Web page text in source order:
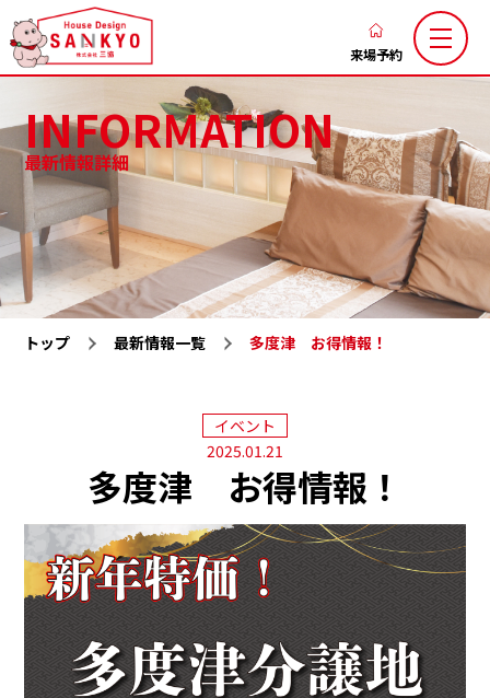
香
の
新
築
注
住
宅
な
ハ
ザ
イ
ン
三
協
来場予約
三協のこだわり 家づくりの流れ
ブログ お知らせ
お客様の声 土地お気に入り
施工お気に入り 注文住宅
LaxsⅡ 高性能規格住宅『ミライカ』
展示場一覧
会社概要 求人情報
プライバシーポリシー
資料請求
INFORMATION
最新情報詳細
トップ 最新情報一覧 多度津 お得情報！
イベント
2025.01.21
多度津 お得情報！